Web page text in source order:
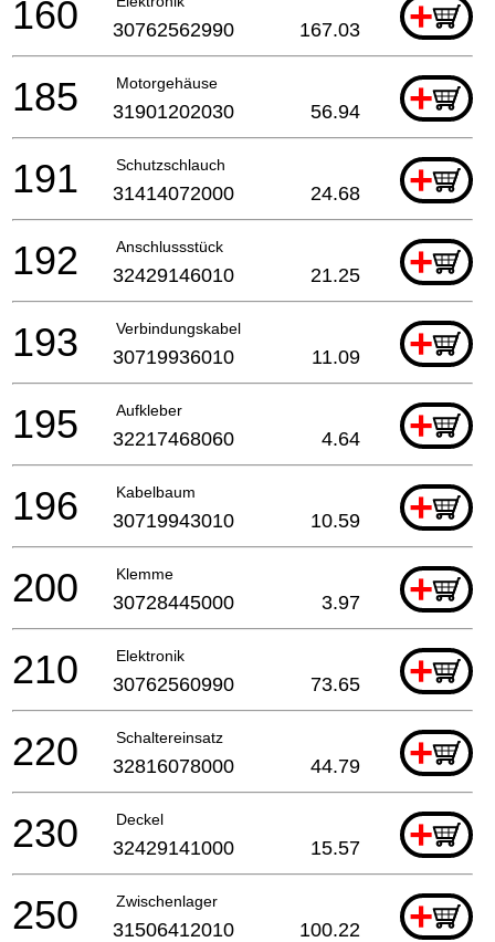
+
160 30762562990 167.03
Motorgehäuse +
185 31901202030 56.94
Schutzschlauch +
191 31414072000 24.68
Anschlussstück +
192 32429146010 21.25
Verbindungskabel +
193 30719936010 11.09
Aufkleber +
195 32217468060 4.64
Kabelbaum +
196 30719943010 10.59
Klemme +
200 30728445000 3.97
Elektronik +
210 30762560990 73.65
Schaltereinsatz +
220 32816078000 44.79
Deckel +
230 32429141000 15.57
Zwischenlager +
250 31506412010 100.22